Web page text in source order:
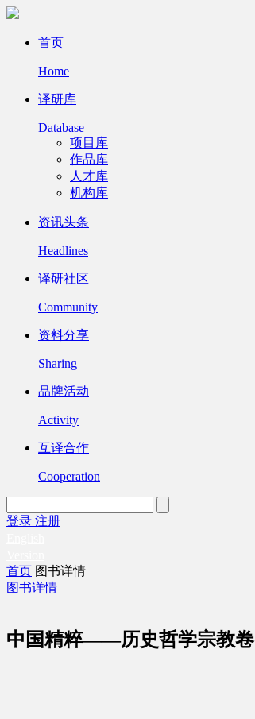
首页
Home
译研库
Database
项目库
作品库
人才库
机构库
资讯头条
Headlines
译研社区
Community
资料分享
Sharing
品牌活动
Activity
互译合作
Cooperation
登录 注册
首页 图书详情
图书详情
中国精粹——历史哲学宗教卷